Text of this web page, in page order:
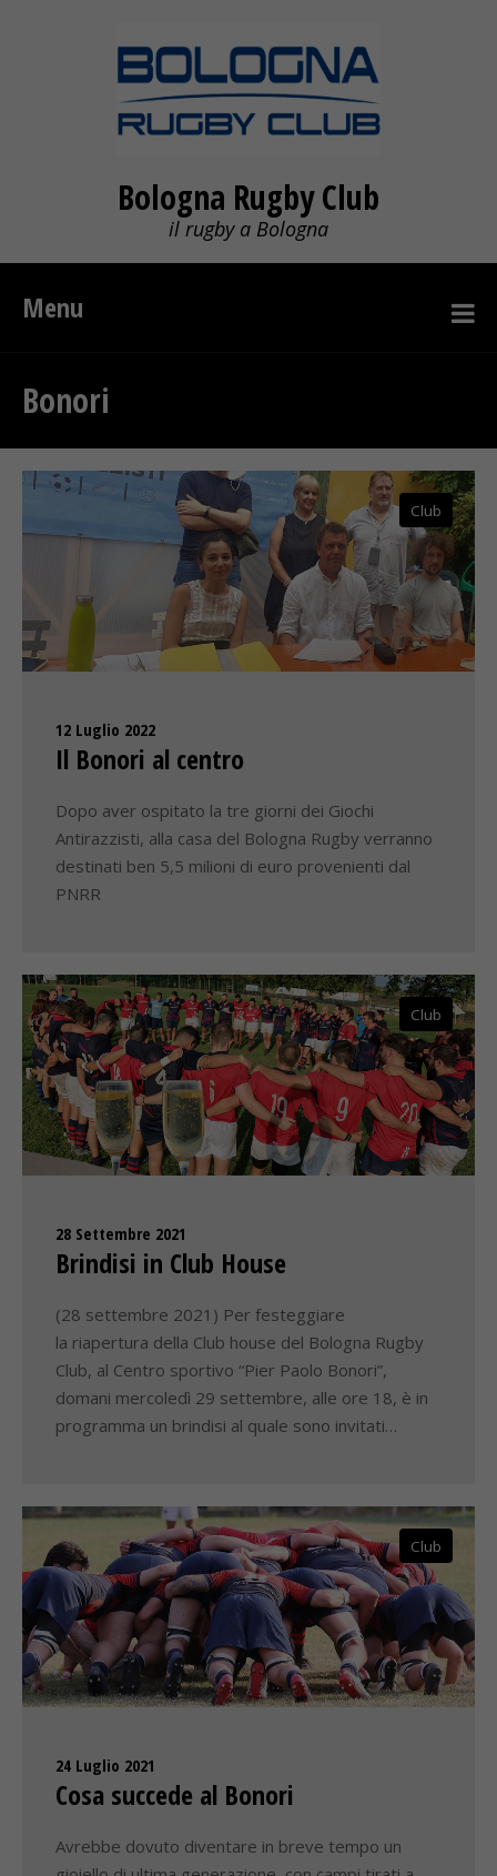
Bologna Rugby Club
il rugby a Bologna
Menu
Bonori
Club
12 Luglio 2022
Il Bonori al centro
Dopo aver ospitato la tre giorni dei Giochi
Antirazzisti, alla casa del Bologna Rugby verranno
destinati ben 5,5 milioni di euro provenienti dal
PNRR
Club
28 Settembre 2021
Brindisi in Club House
(28 settembre 2021) Per festeggiare
la riapertura della Club house del Bologna Rugby
Club, al Centro sportivo “Pier Paolo Bonori”,
domani mercoledì 29 settembre, alle ore 18, è in
programma un brindisi al quale sono invitati…
Club
24 Luglio 2021
Cosa succede al Bonori
Avrebbe dovuto diventare in breve tempo un